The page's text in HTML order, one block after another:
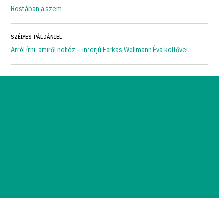
Rostában a szem
SZÉLYES-PÁL DÁNIEL
Arról írni, amiről nehéz – interjú Farkas Wellmann Éva költővel